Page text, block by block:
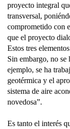
proyecto integral
transversal,
comprometido con
que el proyecto
Estos tres
Sin embargo, no se
ejemplo, se ha
geotérmica y el
sistema de aire
novedosa”.
Es tanto el interés